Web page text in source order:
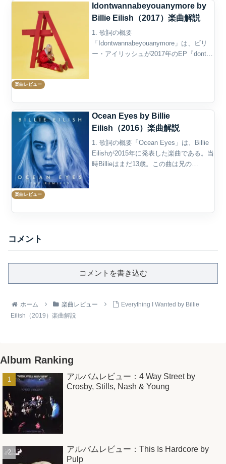
楽曲レビュー
Idontwannabeyouanymore by
Billie Eilish（2017）楽曲解説
1. 歌詞の概要
「Idontwannabeyouanymore」は、ビリ
ー・アイリッシュが2017年のEP『dont
楽曲レビュー
Ocean Eyes by Billie
Eilish（2016）楽曲解説
1. 歌詞の概要「Ocean Eyes」は、Billie
Eilishが2015年に発表した楽曲である。当
時Billieはまだ13歳。この曲は兄の
コメント
コメントを書き込む
ホーム 楽曲レビュー
Everything I Wanted by Billie
Eilish（2019）楽曲解説
Album Ranking
アルバムレビュー：4 Way Street by
Crosby, Stills, Nash & Young
アルバムレビュー：This Is Hardcore by
Pulp